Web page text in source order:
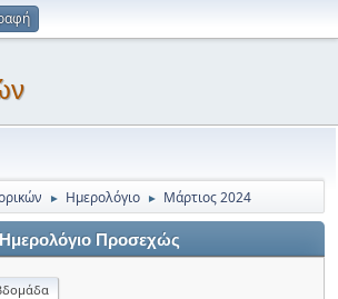
► Ημερολόγιο ► Μάρτιος 2024
Ημερολόγιο Προσεχώς